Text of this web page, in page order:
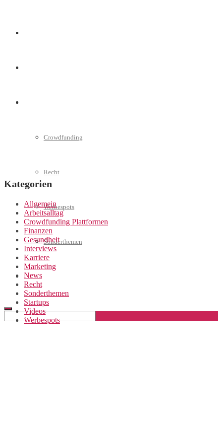
Crowdfunding
Recht
Werbespots
Sonderthemen
Geschäftskonto eröffnen
Kategorien
Allgemein
Arbeitsalltag
Crowdfunding Plattformen
Finanzen
Gesundheit
Interviews
Karriere
Marketing
News
Recht
Sonderthemen
Startups
Videos
Werbespots